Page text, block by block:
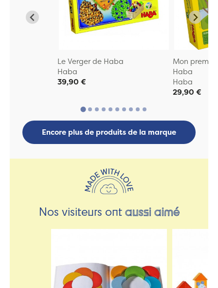
Le Verger de Haba
Haba
39,90 €
Mon
Haba
Haba
29,90 €
Encore plus de produits de la marque
Nos visiteurs ontaussi aimé